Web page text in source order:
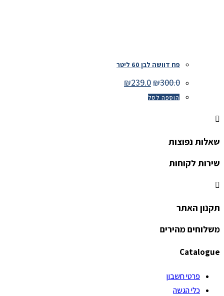
פח דוושה לבן 60 ליטר
₪300.0 המחיר
המקורי
היה:
₪239.0 המחיר
הנוכחי
הוספה לסל
שאלות נפוצות
שירות לקוחות
תקנון האתר
משלוחים מהירים
Catalogue
פרטי חשבון
כלי הגשה